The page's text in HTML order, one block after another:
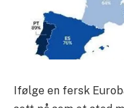
Ifølge en fersk